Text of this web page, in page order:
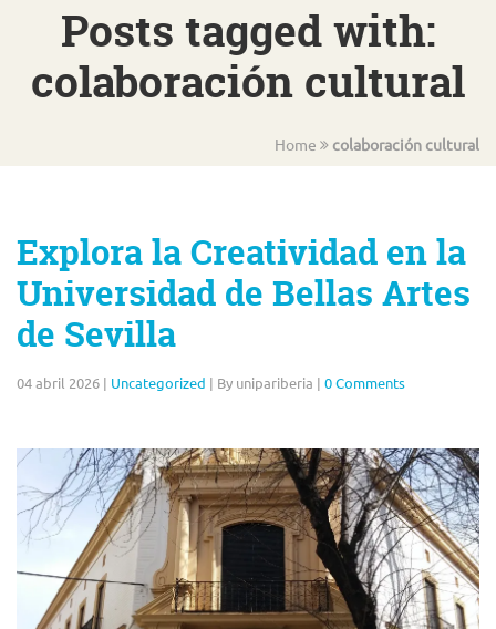
Posts tagged with:
colaboración cultural
Home colaboración cultural
Explora la Creatividad en la
Universidad de Bellas Artes
de Sevilla
04 abril 2026 | Uncategorized | By unipariberia | 0 Comments